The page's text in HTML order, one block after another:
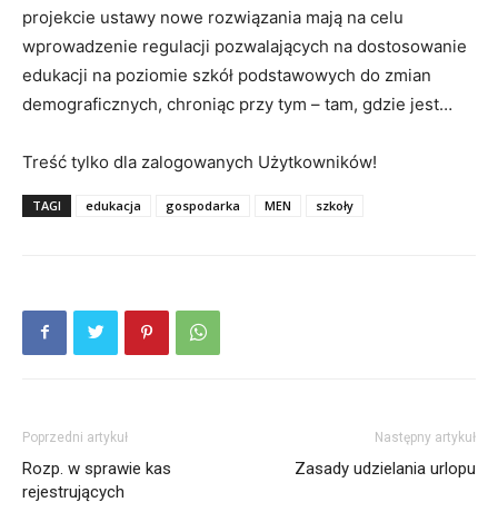
projekcie ustawy nowe rozwiązania mają na celu
wprowadzenie regulacji pozwalających na dostosowanie
edukacji na poziomie szkół podstawowych do zmian
demograficznych, chroniąc przy tym – tam, gdzie jest…
Treść tylko dla zalogowanych Użytkowników!
TAGI edukacja gospodarka MEN szkoły
Poprzedni artykuł
Rozp. w sprawie kas
rejestrujących
Następny artykuł
Zasady udzielania urlopu